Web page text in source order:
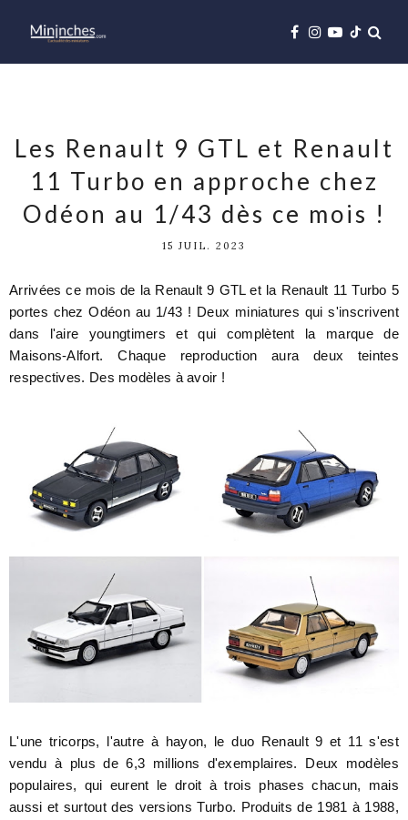
Les Renault 9 GTL et Renault
11 Turbo en approche chez
Odéon au 1/43 dès ce mois !
15 JUIL. 2023
Arrivées ce mois de la Renault 9 GTL et la Renault 11 Turbo 5
portes chez Odéon au 1/43 ! Deux miniatures qui s'inscrivent
dans l'aire youngtimers et qui complètent la marque de
Maisons-Alfort. Chaque reproduction aura deux teintes
respectives. Des modèles à avoir !
L'une tricorps, l'autre à hayon, le duo Renault 9 et 11 s'est
vendu à plus de 6,3 millions d'exemplaires. Deux modèles
populaires, qui eurent le droit à trois phases chacun, mais
aussi et surtout des versions Turbo. Produits de 1981 à 1988,